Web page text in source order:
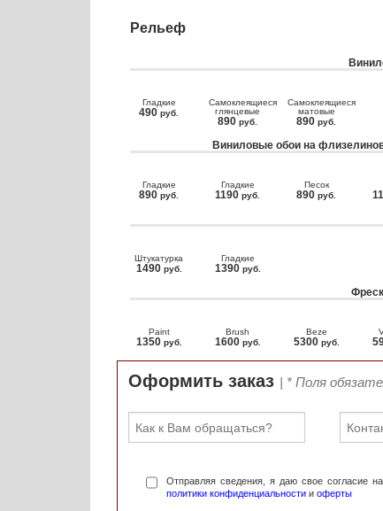
Рельеф
Гладкие
490 руб.
Самоклеящиеся
глянцевые
890 руб.
Самоклеящиеся
матовые
890 руб.
Виниловые обои на
Гладкие
890 руб.
Гладкие
1190 руб.
Песок
890 руб.
Штукатурка
1490 руб.
Гладкие
1390 руб.
Paint
1350 руб.
Brush
1600 руб.
Beze
5300 руб.
Оформить заказ | * Поля
Отправляя сведения, я даю свое согласие
политики конфиденциальности и оферты